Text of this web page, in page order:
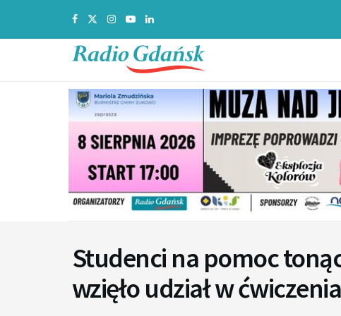
Studenci na pomoc
wzięło udział w